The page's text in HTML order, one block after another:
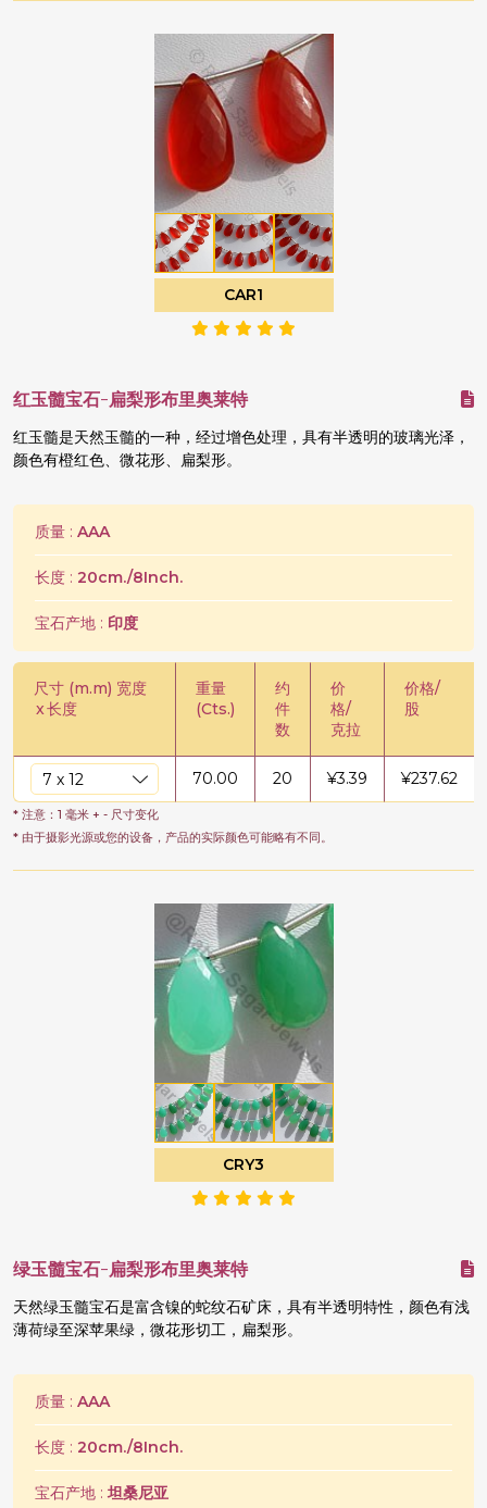
CAR1
红玉髓宝石-扁梨形布里奥莱特
红玉髓是天然玉髓的一种，经过增色处理，具有半透明的玻璃光泽，
颜色有橙红色、微花形、扁梨形。
质量 : AAA
长度 : 20cm./8Inch.
宝石产地 : 印度
尺寸 (m.m) 宽度
x长度
重量
(Cts.)
约
件
数
价
格/
克拉
价格/
股
70.00 20 ¥3.39 ¥237.62
* 注意：1 毫米 + - 尺寸变化
* 由于摄影光源或您的设备，产品的实际颜色可能略有不同。
CRY3
绿玉髓宝石-扁梨形布里奥莱特
天然绿玉髓宝石是富含镍的蛇纹石矿床，具有半透明特性，颜色有浅
薄荷绿至深苹果绿，微花形切工，扁梨形。
质量 : AAA
长度 : 20cm./8Inch.
宝石产地 :坦桑尼亚